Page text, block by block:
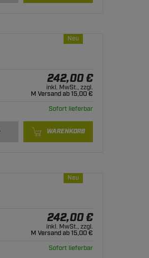
Neu
242,00 €
inkl. MwSt., zzgl.
M Versand ab 15,00 €
Sofort lieferbar
WARENKORB
Neu
242,00 €
inkl. MwSt., zzgl.
M Versand ab 15,00 €
Sofort lieferbar